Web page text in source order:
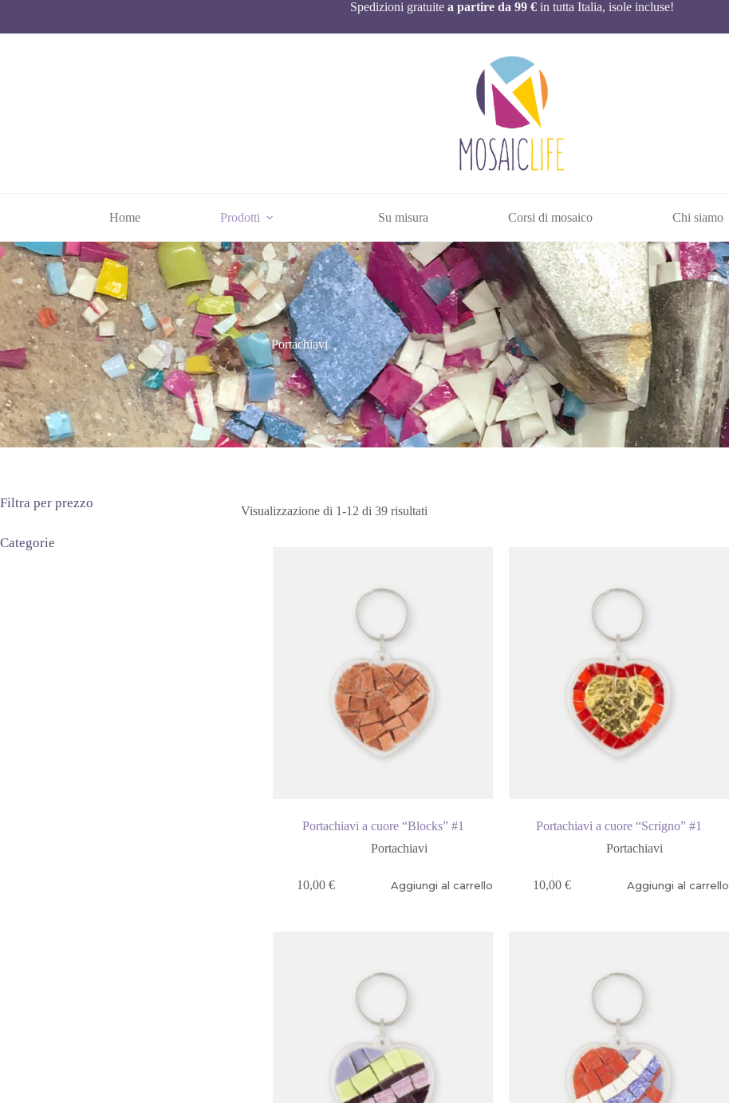
Spedizioni gratuite a partire da 99 € in tutta Italia, isole incluse!
Home Prodotti Su misura Corsi di mosaico Chi siamo
Portachiavi
Visualizzazione di 1-12 di 39 risultati
Portachiavi a cuore “Blocks” #1
Portachiavi
10,00€ Aggiungi al carrello
Portachiavi a cuore “Scrigno” #1
Portachiavi
10,00€ Aggiungi al carrello
Filtra per prezzo
Categorie